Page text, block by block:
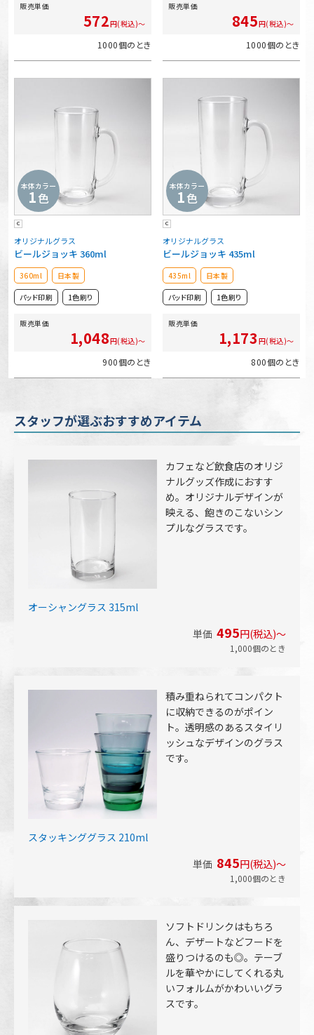
販売単価
572円(税込)～
1000個のとき
販売単価
845円(税込)～
1000個のとき
本体カラー
1色
オリジナルグラス
ビールジョッキ 360ml
C
360ml 日本製
パッド印刷 1色刷り
販売単価
1,048円(税込)～
900個のとき
本体カラー
1色
オリジナルグラス
ビールジョッキ 435ml
C
435ml 日本製
パッド印刷 1色刷り
販売単価
1,173 円(税込)～
800個のとき
スタッフが選ぶおすすめアイテム
カフェなど飲食店のオリジ
ナルグッズ作成におすす
め。オリジナルデザインが
映える、飽きのこないシン
プルなグラスです。
オーシャングラス 315ml
単価 495円(税込)～
1,000個のとき
積み重ねられてコンパクト
に収納できるのがポイン
ト。透明感のあるスタイリ
ッシュなデザインのグラス
です。
スタッキンググラス 210ml
単価 845円(税込)～
1,000個のとき
ソフトドリンクはもちろ
ん、デザートなどフードを
盛りつけるのも◎。テーブ
ルを華やかにしてくれる丸
いフォルムがかわいいグラ
スです。